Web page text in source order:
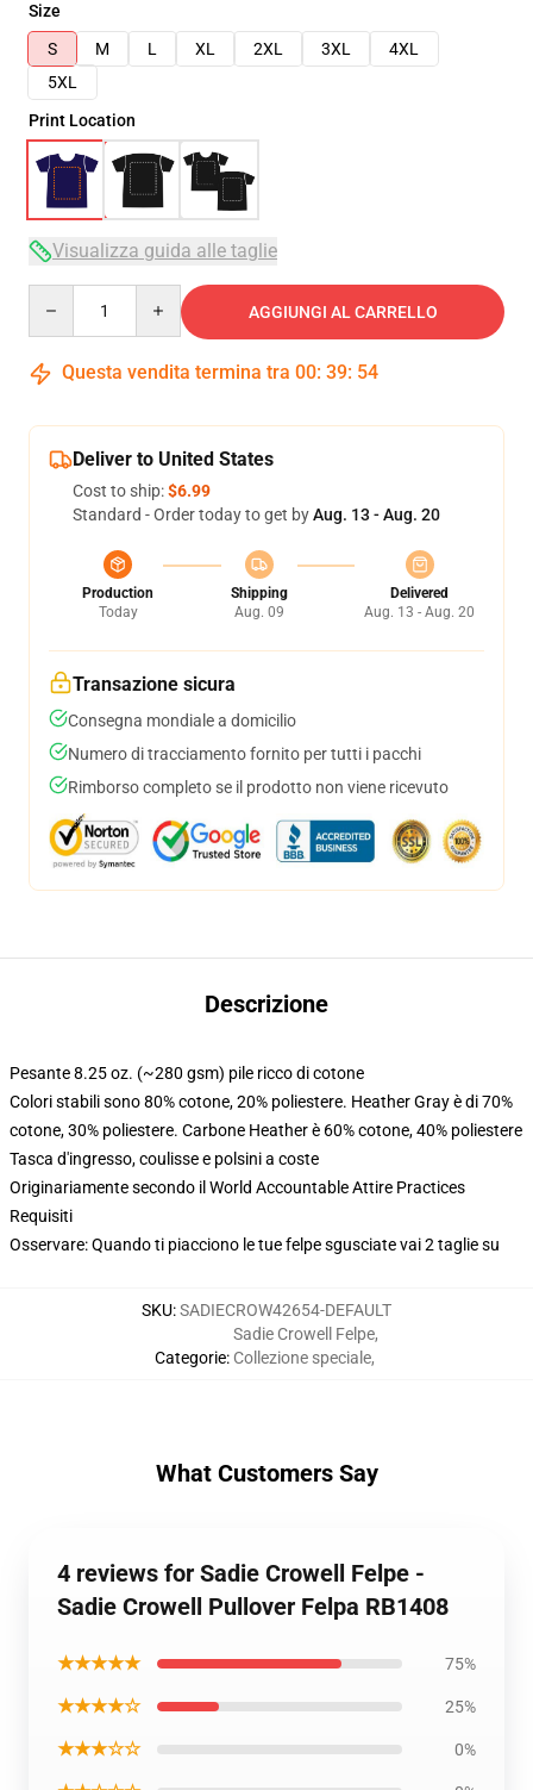
Size
S
M L XL 2XL 3XL
4XL
5XL
Print Location
Visualizza guida alle taglie
AGGIUNGI AL CARRELLO
Questa vendita termina tra 00: 39: 54
Deliver to United States
Cost to ship:$6.99
Standard - Order today to get byAug. 13 - Aug. 20
Production
Today
Shipping
Aug. 09
Delivered
Aug. 13 - Aug. 20
Transazione sicura
Consegna mondiale a domicilio
Numero di tracciamento fornito per tutti i pacchi
Rimborso completo se il prodotto non viene ricevuto
Descrizione
Pesante 8.25 oz. (~280 gsm) pile ricco di cotone
Colori stabili sono 80% cotone, 20% poliestere. Heather Gray è di 70%
cotone, 30% poliestere. Carbone Heather è 60% cotone, 40% poliestere
Tasca d'ingresso, coulisse e polsini a coste
Originariamente secondo il World Accountable Attire Practices
Requisiti
Osservare: Quando ti piacciono le tue felpe sgusciate vai 2 taglie su
SKU:SADIECROW42654-DEFAULT
Categorie:
Sadie Crowell Felpe,
Collezione speciale,
What Customers Say
4 reviews for Sadie Crowell Felpe -
Sadie Crowell Pullover Felpa RB1408
★★★★★ 75%
★★★★☆ 25%
★★★☆☆ 0%